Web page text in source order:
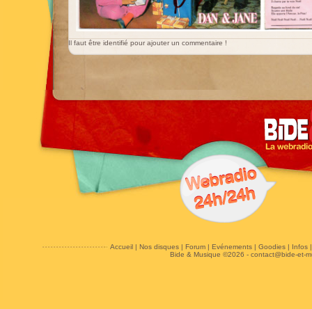
Il faut être identifié pour ajouter un commentaire !
Accueil| Nos disques| Forum| Evénements| Goodies| Infos
Bide & Musique ©2026 - contact@bide-et-